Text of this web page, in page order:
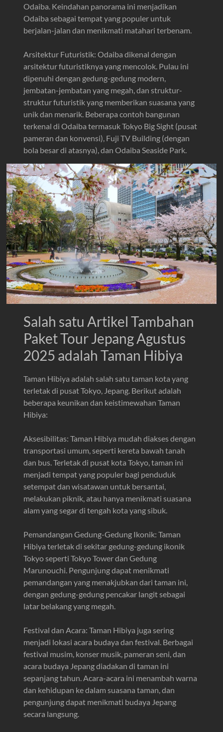
Odaiba. Keindahan panorama ini menjadikan
Odaiba sebagai tempat yang populer untuk
berjalan-jalan dan menikmati matahari terbenam.
Arsitektur Futuristik: Odaiba dikenal dengan
arsitektur futuristiknya yang mencolok. Pulau ini
dipenuhi dengan gedung-gedung modern,
jembatan-jembatan yang megah, dan struktur-
struktur futuristik yang memberikan suasana yang
unik dan menarik. Beberapa contoh bangunan
terkenal di Odaiba termasuk Tokyo Big Sight (pusat
pameran dan konvensi), Fuji TV Building (dengan
bola besar di atasnya), dan Odaiba Seaside Park.
Salah satu Artikel Tambahan
Paket Tour Jepang Agustus
2025 adalah Taman Hibiya
Taman Hibiya adalah salah satu taman kota yang
terletak di pusat Tokyo, Jepang. Berikut adalah
beberapa keunikan dan keistimewahan Taman
Hibiya:
Aksesibilitas: Taman Hibiya mudah diakses dengan
transportasi umum, seperti kereta bawah tanah
dan bus. Terletak di pusat kota Tokyo, taman ini
menjadi tempat yang populer bagi penduduk
setempat dan wisatawan untuk bersantai,
melakukan piknik, atau hanya menikmati suasana
alam yang segar di tengah kota yang sibuk.
Pemandangan Gedung-Gedung Ikonik: Taman
Hibiya terletak di sekitar gedung-gedung ikonik
Tokyo seperti Tokyo Tower dan Gedung
Marunouchi. Pengunjung dapat menikmati
pemandangan yang menakjubkan dari taman ini,
dengan gedung-gedung pencakar langit sebagai
latar belakang yang megah.
Festival dan Acara: Taman Hibiya juga sering
menjadi lokasi acara budaya dan festival. Berbagai
festival musim, konser musik, pameran seni, dan
acara budaya Jepang diadakan di taman ini
sepanjang tahun. Acara-acara ini menambah warna
dan kehidupan ke dalam suasana taman, dan
pengunjung dapat menikmati budaya Jepang
secara langsung.